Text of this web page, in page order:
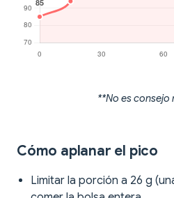
**No es consejo
Cómo aplanar el pico
Limitar la porción a 26 g